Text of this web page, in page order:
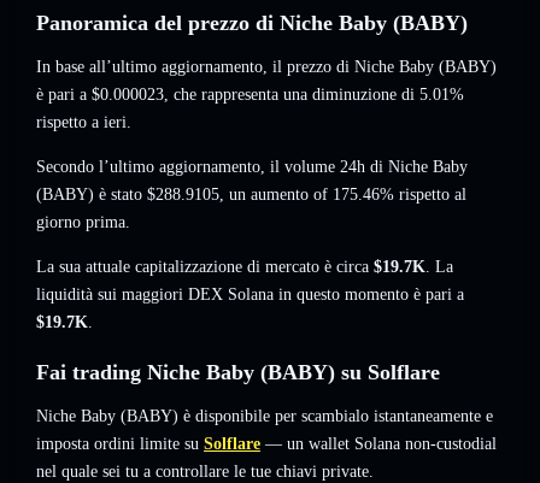
Panoramica del prezzo di Niche Baby (BABY)
In base all’ultimo aggiornamento, il prezzo di Niche Baby (BABY)
è pari a $0.000023, che rappresenta una diminuzione di 5.01%
rispetto a ieri.
Secondo l’ultimo aggiornamento, il volume 24h di Niche Baby
(BABY) è stato $288.9105, un aumento of 175.46% rispetto al
giorno prima.
La sua attuale capitalizzazione di mercato è circa $19.7K. La
liquidità sui maggiori DEX Solana in questo momento è pari a
$19.7K.
Fai trading Niche Baby (BABY) su Solflare
Niche Baby (BABY) è disponibile per scambialo istantaneamente e
imposta ordini limite su Solflare — un wallet Solana non-custodial
nel quale sei tu a controllare le tue chiavi private.